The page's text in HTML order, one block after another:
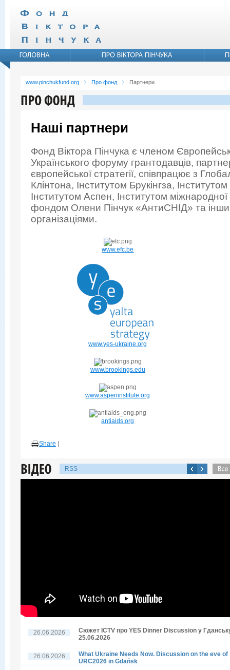
www.pinchukfund.org Про фонд Партнери
Наші партнери
Фонд Віктора Пінчука є членом
Українського форуму грантодавців,
європейської стратегії, співпрацює з
Клінтона, Інститутом Брукінгза,
Інститутом Аспен, Інститутом
фондом Олени Пінчук «АнтиСНІД» та
організаціями.
www.efc.be
www.yes-ukraine.org
www.brookings.edu
www.aspeninstitute.org
antiaids.org
Share
RSS
26.06.2026
Сюжет ICTV про YES Dinner Discussion у
25.06.2026
26.06.2026
What Ukraine Needs Now. Discussion on the eve of
URC2026 in Gdańsk